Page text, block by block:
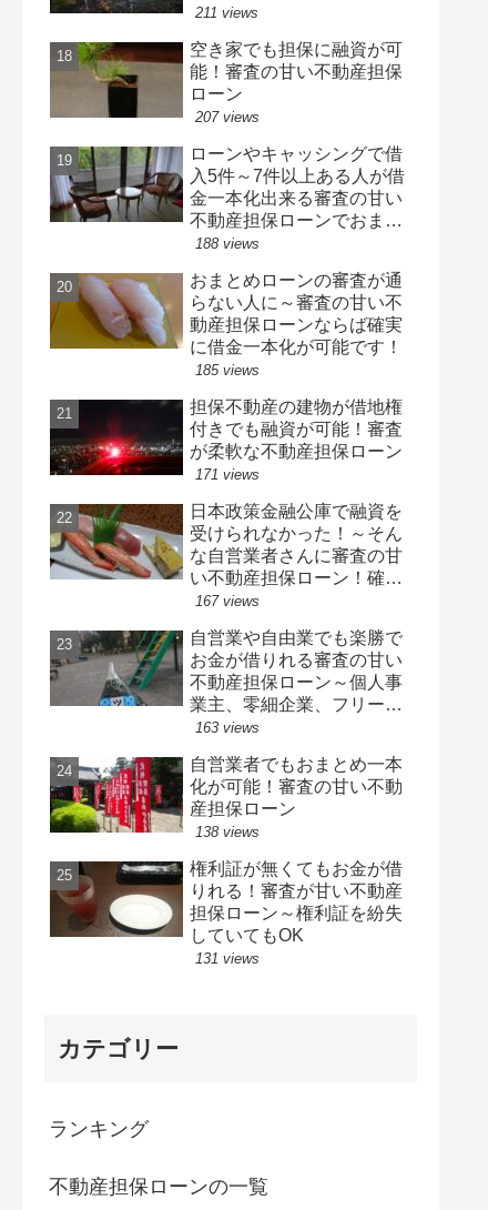
211 views
空き家でも担保に融資が可
能！審査の甘い不動産担保
ローン
207 views
ローンやキャッシングで借
入5件～7件以上ある人が借
金一本化出来る審査の甘い
不動産担保ローンでおまと
め借り換え
188 views
おまとめローンの審査が通
らない人に～審査の甘い不
動産担保ローンならば確実
に借金一本化が可能です！
185 views
担保不動産の建物が借地権
付きでも融資が可能！審査
が柔軟な不動産担保ローン
171 views
日本政策金融公庫で融資を
受けられなかった！～そん
な自営業者さんに審査の甘
い不動産担保ローン！確実
かつ迅速に事業資金を融資
167 views
自営業や自由業でも楽勝で
お金が借りれる審査の甘い
不動産担保ローン～個人事
業主、零細企業、フリーラ
ンスでもOKです
163 views
自営業者でもおまとめ一本
化が可能！審査の甘い不動
産担保ローン
138 views
権利証が無くてもお金が借
りれる！審査が甘い不動産
担保ローン～権利証を紛失
していてもOK
131 views
カテゴリー
ランキング
不動産担保ローンの一覧